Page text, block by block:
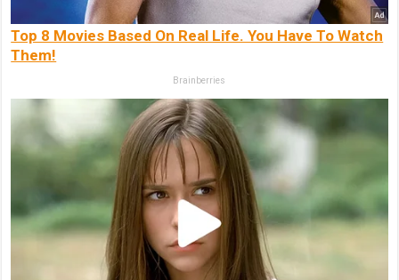
Top 8 Movies Based On Real Life. You Have To Watch
Them!
Brainberries